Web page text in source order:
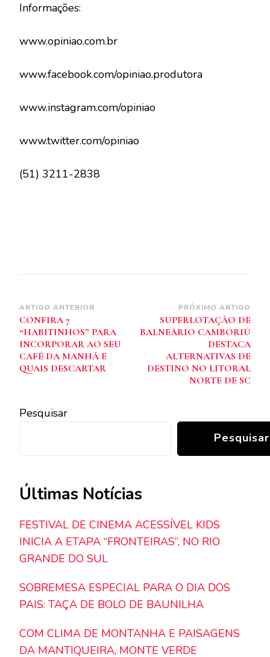
Informações:
www.opiniao.com.br
www.facebook.com/opiniao.produtora
www.instagram.com/opiniao
www.twitter.com/opiniao
(51) 3211-2838
Navegação
de
post
ARTIGO ANTERIOR
CONFIRA 7
“HABITINHOS” PARA
INCORPORAR AO SEU
CAFÉ DA MANHÃ E
QUAIS DESCARTAR
PRÓXIMO ARTIGO
SUPERLOTAÇÃO DE
BALNEÁRIO CAMBORIÚ
DESTACA
ALTERNATIVAS DE
DESTINO NO LITORAL
NORTE DE SC
Pesquisar
Pesquisar
Últimas Notícias
FESTIVAL DE CINEMA ACESSÍVEL KIDS
INICIA A ETAPA “FRONTEIRAS”, NO RIO
GRANDE DO SUL
SOBREMESA ESPECIAL PARA O DIA DOS
PAIS: TAÇA DE BOLO DE BAUNILHA
COM CLIMA DE MONTANHA E PAISAGENS
DA MANTIQUEIRA, MONTE VERDE